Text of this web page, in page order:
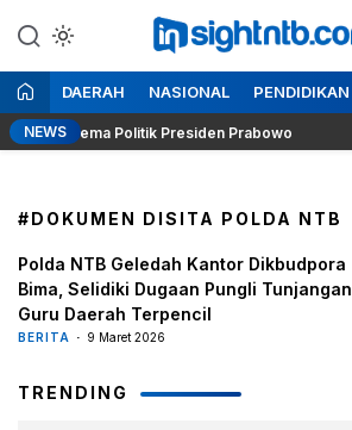
ke
konten
Insight NTB
Berita Seputar NTB
DAERAH NASIONAL PENDIDIKAN
NEWS
Dilema Politik Presiden Prabowo
#DOKUMEN DISITA POLDA NTB
Polda NTB Geledah Kantor Dikbudpora
Bima, Selidiki Dugaan Pungli Tunjangan
Guru Daerah Terpencil
BERITA 9 Maret 2026
TRENDING